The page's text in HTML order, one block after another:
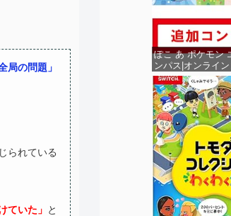
の問題」
られている
ていた」 と
ぽこ あ ポケモン
ンパス|オンライ